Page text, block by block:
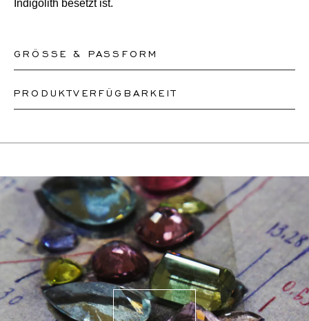
Indigolith besetzt ist.
GRÖSSE & PASSFORM
Unsere Ringe sind in den Größen 50-56 sofort lieferbar.
Wenn Sie sich über Ihre Ringgröße unsicher sind,
auszuwählen. Unsere Teammitglieder werden Ihnen per
E-Mail helfen, die richtige Ringgröße herauszufinden.
PRODUKTVERFÜGBARKEIT
Dies kann zwischen 2 Wochen und 6 Monaten dauern.
Für weitere Informationen wenden Sie sich bitte an
onlineshop@schullin.com